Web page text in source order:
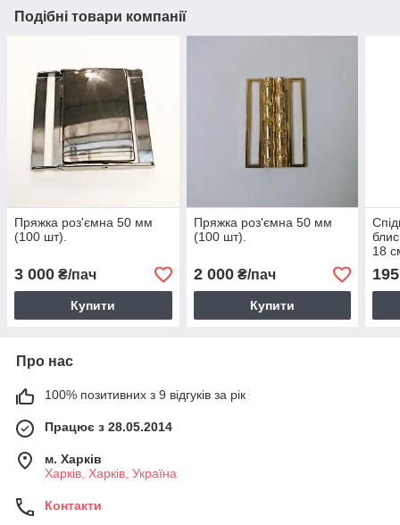
Подібні товари компанії
Пряжка роз'ємна 50 мм
(100 шт).
3 000 ₴/пач
Купити
Пряжка роз'ємна 50 мм
(100 шт).
2 000₴/пач
Купити
18
195
Про нас
100% позитивних з 9 відгуків за рік
Працює з 28.05.2014
м. Харків
Харків, Харків, Україна
Контакти